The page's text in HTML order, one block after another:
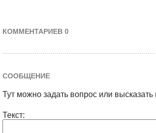
КОММЕНТАРИЕВ 0
СООБЩЕНИЕ
Тут можно задать вопрос или
Текст: